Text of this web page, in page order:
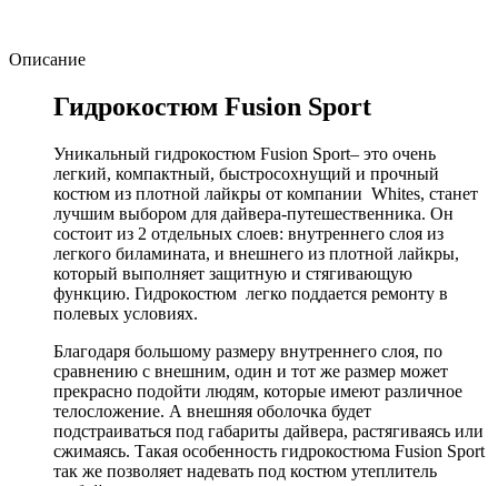
Описание
Гидрокостюм Fusion Sport
Уникальный гидрокостюм Fusion Sport– это очень
легкий, компактный, быстросохнущий и прочный
костюм из плотной лайкры от компании Whites, станет
лучшим выбором для дайвера-путешественника. Он
состоит из 2 отдельных слоев: внутреннего слоя из
легкого биламината, и внешнего из плотной лайкры,
который выполняет защитную и стягивающую
функцию. Гидрокостюм легко поддается ремонту в
полевых условиях.
Благодаря большому размеру внутреннего слоя, по
сравнению с внешним, один и тот же размер может
прекрасно подойти людям, которые имеют различное
телосложение. А внешняя оболочка будет
подстраиваться под габариты дайвера, растягиваясь или
сжимаясь. Такая особенность гидрокостюма Fusion Sport
так же позволяет надевать под костюм утеплитель